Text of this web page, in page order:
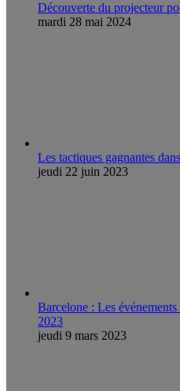
Découverte du projecteur
mardi 28 mai 2024
Les tactiques gagnantes
jeudi 22 juin 2023
Barcelone : Les
2023
jeudi 9 mars 2023